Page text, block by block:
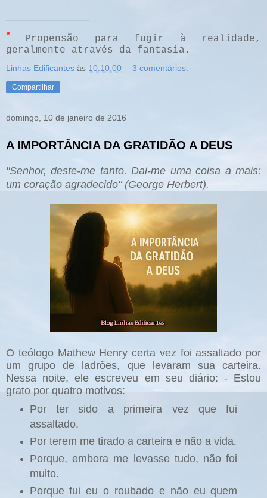
* Propensão para fugir à realidade,
geralmente através da fantasia.
Linhas Edificantes às 10:10:00 3 comentários:
Compartilhar
domingo, 10 de janeiro de 2016
A IMPORTÂNCIA DA GRATIDÃO A DEUS
"Senhor, deste-me tanto. Dai-me uma coisa a mais:
um coração agradecido" (George Herbert).
O teólogo Mathew Henry certa vez foi assaltado por
um grupo de ladrões, que levaram sua carteira.
Nessa noite, ele escreveu em seu diário: - Estou
grato por quatro motivos:
Por ter sido a primeira vez que fui
assaltado.
Por terem me tirado a carteira e não a vida.
Porque, embora me levasse tudo, não foi
muito.
Porque fui eu o roubado e não eu quem